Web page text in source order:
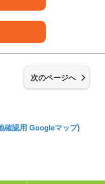
次のページへ
確認用 Googleマップ)